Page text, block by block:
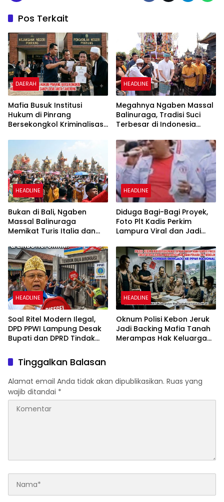
Pos Terkait
DAERAH
Mafia Busuk Institusi
Hukum di Pinrang
Bersekongkol Kriminalisasi
HEADLINE
Megahnya Ngaben Massal
Balinuraga, Tradisi Suci
Terbesar di Indonesia
dan Merekatkan Ikatan
Keluarga
HEADLINE
Bukan di Bali, Ngaben
Massal Balinuraga
Memikat Turis Italia dan
HEADLINE
Diduga Bagi-Bagi Proyek,
Foto Plt Kadis Perkim
Lampura Viral dan Jadi
Netizen
HEADLINE
Soal Ritel Modern Ilegal,
DPD PPWI Lampung Desak
Bupati dan DPRD Tindak
No 02/2016
HEADLINE
Oknum Polisi Kebon Jeruk
Jadi Backing Mafia Tanah
Merampas Hak Keluarga
Tinggalkan Balasan
Alamat email Anda tidak akan dipublikasikan. Ruas yang
wajib ditandai *